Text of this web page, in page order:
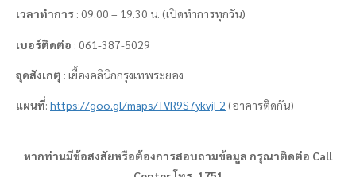
เวลาทำการ : 09.00 – 19.30 น. (เปิดทำการทุกวัน)
เบอร์ติดต่อ : 061-387-5029
จุดสังเกตุ : เยื้องคลินิกกรุงเทพระยอง
แผนที่: https://goo.gl/maps/TVR9S7ykvjF2 (อาคารติดกัน)
หากท่านมีข้อสงสัยหรือต้องการสอบถามข้อมูล กรุณาติดต่อ Call